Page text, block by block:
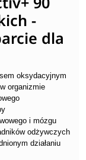
-
dla
oksydacyjnym
organizmie
i mózgu
odżywczych
działaniu